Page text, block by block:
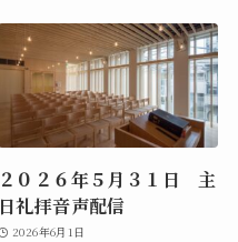
２０２６年５月３１日 主
日礼拝音声配信
2026年6月1日